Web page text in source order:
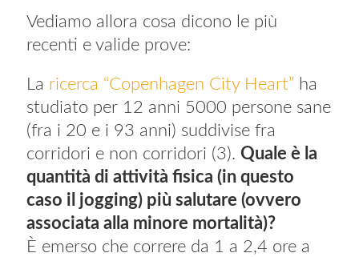
Vediamo allora cosa dicono le più
recenti e valide prove:
La ricerca “Copenhagen City Heart” ha
studiato per 12 anni 5000 persone sane
(fra i 20 e i 93 anni) suddivise fra
corridori e non corridori (3). Quale è la
quantità di attività fisica (in questo
caso il jogging) più salutare (ovvero
associata alla minore mortalità)?
È emerso che correre da 1 a 2,4 ore a